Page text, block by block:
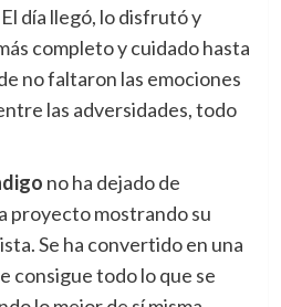
día llegó, lo disfrutó y
completo y cuidado hasta
no faltaron las emociones
las adversidades, todo
no ha dejado de
proyecto mostrando su
Se ha convertido en una
consigue todo lo que se